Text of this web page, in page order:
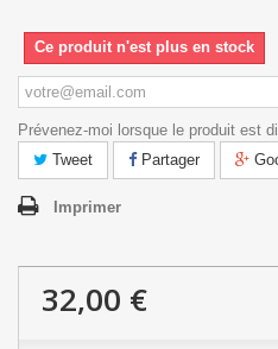
Ce produit n'est plus en stock
Prévenez-moi lorsque le produit est
Tweet
Partager
Imprimer
32,00 €